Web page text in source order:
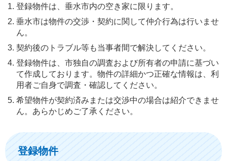
登録物件は、垂水市内の空き家に限ります。
垂水市は物件の交渉・契約に関して仲介行為は行いませ
ん。
契約後のトラブル等も当事者間で解決してください。
登録物件は、市独自の調査および所有者の申請に基づい
て作成しております。物件の詳細かつ正確な情報は、利
用者ご自身で調査・確認してください。
希望物件が契約済みまたは交渉中の場合は紹介できませ
ん。あらかじめご了承ください。
登録物件